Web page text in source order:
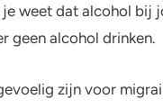
weet dat alcohol bij
geen alcohol drinken.
zijn voor